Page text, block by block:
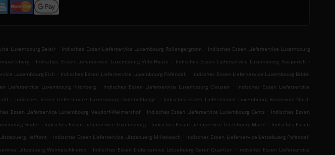
Luxembourg Belair . Indisches Essen Lieferservice Luxembourg Rollengergronn . Indisches Essen Lieferservice Luxembourg
. Indisches Essen Lieferservice Luxembourg Ville-Haute . Indisches Essen Lieferservice Luxembourg Gasperich .
Luxembourg Eich . Indisches Essen Lieferservice Luxembourg Pafendall . Indisches Essen Lieferservice Luxembourg Bridel
Lieferservice Luxembourg Kirchberg . Indisches Essen Lieferservice Luxembourg Clausen . Indisches Essen Lieferservice
. Indisches Essen Lieferservice Luxembourg Dommeldange . Indisches Essen Lieferservice Luxembourg Bonnevoie-Nord-
Essen Lieferservice Luxembourg Neudorf-Weimershof . Indisches Essen Lieferservice Luxembourg Cents . Indisches Essen
Findel . Indisches Essen Lieferservice Luxembourg . Indisches Essen Lieferservice Lëtzebuerg Märel . Indisches Essen
Helftent . Indisches Essen Lieferservice Lëtzebuerg Millebaach . Indisches Essen Lieferservice Lëtzebuerg Pafendall
Lëtzebuerg Weimeschkierch . Indisches Essen Lieferservice Lëtzebuerg Garer Quartier . Indisches Essen Lieferservice